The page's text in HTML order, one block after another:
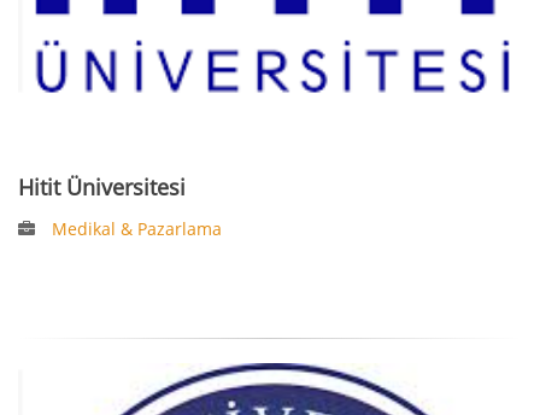
Hitit Üniversitesi
Medikal & Pazarlama